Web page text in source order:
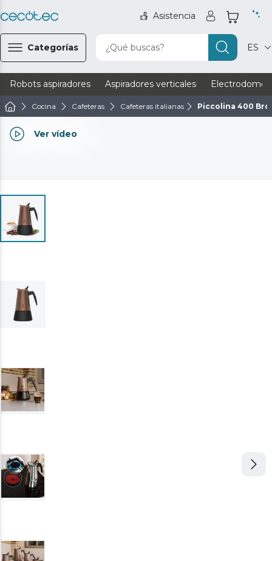
Asistencia
Categorías ¿Qué buscas? ES
Robots aspiradores Aspiradores verticales
Cocina Cafeteras Cafeteras italianas Piccolina 400
Ver vídeo